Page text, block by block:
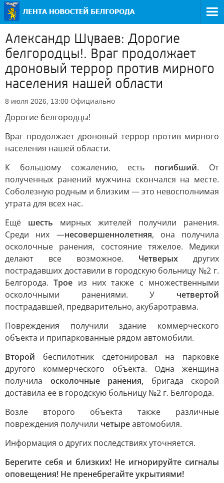
Александр Шуваев: Дорогие
белгородцы!. Враг продолжает
дроновый террор против мирного
населения нашей области
8 июля 2026, 13:00 Официально
Дорогие белгородцы!
Враг продолжает дроновый террор против мирного
населения нашей области.
К большому сожалению, есть погибший. От
полученных ранений мужчина скончался на месте.
Соболезную родным и близким — это невосполнимая
утрата для всех нас.
Ещё шесть мирных жителей получили ранения.
Среди них —несовершеннолетняя, она получила
осколочные ранения, состояние тяжелое. Медики
делают все возможное. Четверых других
пострадавших доставили в городскую больницу №2 г.
Белгорода.Трое из них также с множественными
осколочными ранениями. У четвертой
пострадавшей, предварительно, акубаротравма.
Повреждения получили здание коммерческого
объекта и припаркованные рядом автомобили.
Второй беспилотник сдетонировал на парковке
другого коммерческого объекта. Одна женщина
получила осколочные ранения, бригада скорой
доставила ее в городскую больницу №2 г. Белгорода.
Возле второго объекта также различные
повреждения получили четыреавтомобиля.
Информация о других последствиях уточняется.
Берегите себя и близких! Не игнорируйте сигналы
оповещения! Не пренебрегайте укрытиями!